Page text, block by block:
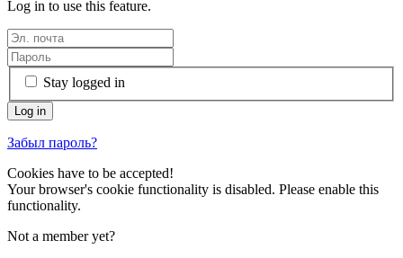
Log in to use this feature.
Stay logged in
Забыл пароль?
Cookies have to be accepted!
Your browser's cookie functionality is disabled. Please enable this
functionality.
Not a member yet?